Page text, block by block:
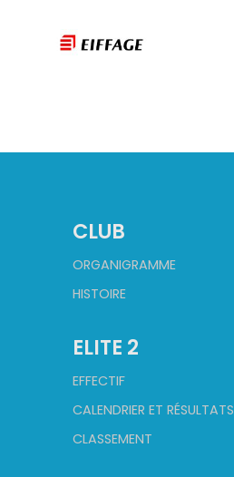
CLUB
ORGANIGRAMME
HISTOIRE
ELITE 2
EFFECTIF
CALENDRIER ET RÉSULTATS
CLASSEMENT